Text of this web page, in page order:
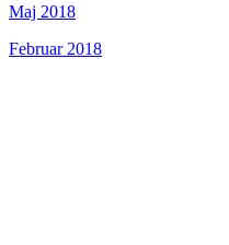
Maj 2018
Februar 2018